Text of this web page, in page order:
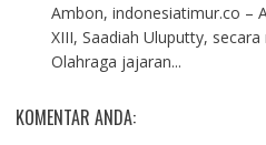
Ambon, indonesiatimur.co –
XIII, Saadiah Uluputty,
Olahraga jajaran...
KOMENTAR ANDA: